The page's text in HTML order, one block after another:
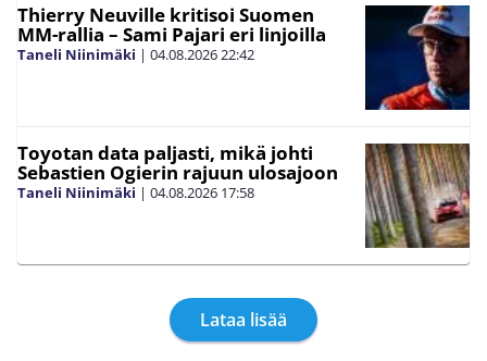
Thierry Neuville kritisoi Suomen
MM-rallia – Sami Pajari eri linjoilla
Taneli Niinimäki | 04.08.2026 22:42
Toyotan data paljasti, mikä johti
Sebastien Ogierin rajuun ulosajoon
Taneli Niinimäki | 04.08.2026 17:58
Lataa lisää